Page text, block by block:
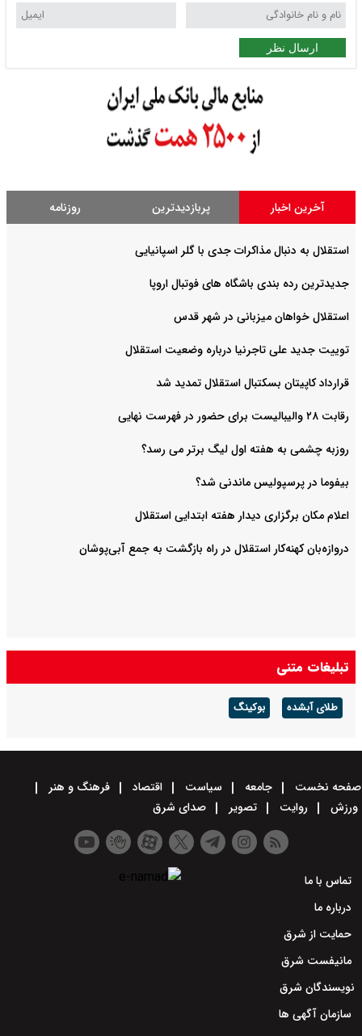
ارسال نظر
آخرین اخبار پربازدیدترین روزنامه
استقلال به دنبال مذاکرات جدی با گلر اسپانیایی
جدیدترین رده بندی باشگاه های فوتبال اروپا
استقلال خواهان میزبانی در شهر قدس
توییت جدید علی تاجرنیا درباره وضعیت استقلال
قرارداد کاپیتان بسکتبال استقلال تمدید شد
رقابت ۲۸ والیبالیست برای حضور در فهرست نهایی
روزبه چشمی به هفته اول لیگ برتر می رسد؟
بیفوما در پرسپولیس ماندنی شد؟
اعلام مکان برگزاری دیدار هفته ابتدایی استقلال
دروازه‌بان کهنه‌کار استقلال در راه بازگشت به جمع آبی‌پوشان
تبلیغات متنی
طلای آبشده بوکینگ
صفحه نخست جامعه سیاست اقتصاد
فرهنگ و هنر
ورزش
روایت تصویر صدای شرق
تماس با ما
درباره ما
حمایت از شرق
مانیفست شرق
نویسندگان شرق
سازمان آگهی ها